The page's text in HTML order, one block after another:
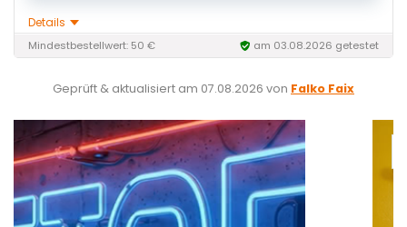
Details
Mindestbestellwert: 50 € am 03.08.2026 getestet
Geprüft & aktualisiert am 07.08.2026 von Falko Faix